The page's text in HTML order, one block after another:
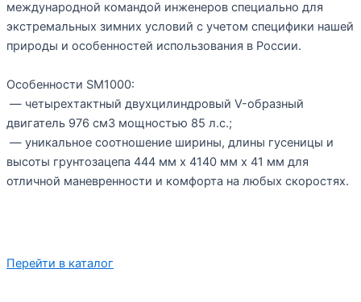
международной командой инженеров специально для
экстремальных зимних условий с учетом специфики нашей
природы и особенностей использования в России.
Особенности SM1000:
— четырехтактный двухцилиндровый V-образный
двигатель 976 см3 мощностью 85 л.с.;
— уникальное соотношение ширины, длины гусеницы и
высоты грунтозацепа 444 мм х 4140 мм х 41 мм для
отличной маневренности и комфорта на любых скоростях.
Перейти в каталог